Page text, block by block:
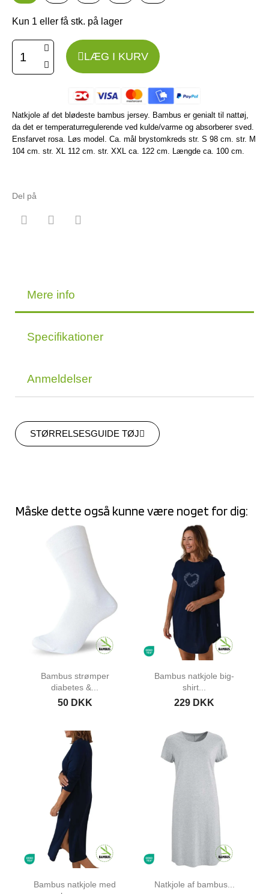
Kun 1 eller få stk. på lager
LÆG I KURV
Natkjole af det blødeste bambus jersey. Bambus er genialt til nattøj,
da det er temperaturregulerende ved kulde/varme og absorberer sved.
Ensfarvet rosa. Løs model. Ca. mål brystomkreds str. S 98 cm. str. M
104 cm. str. XL 112 cm. str. XXL ca. 122 cm. Længde ca. 100 cm.
Del på
Mere info
Specifikationer
Anmeldelser
STØRRELSESGUIDE TØJ
Måske dette også kunne være noget for dig:
Bambus strømper
diabetes &...
50 DKK
Bambus natkjole big-
shirt...
229 DKK
Bambus natkjole med
Natkjole af bambus...